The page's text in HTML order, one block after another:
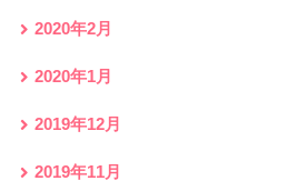
2020年2月
2020年1月
2019年12月
2019年11月